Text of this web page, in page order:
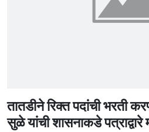
तातडीने रिक्त पदांची भरती
सुळे यांची शासनाकडे पत्राद्वारे